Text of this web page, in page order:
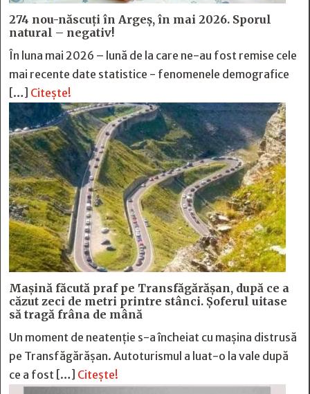
274 nou-născuți în Argeș, în mai 2026. Sporul
natural – negativ!
În luna mai 2026 – lună de la care ne-au fost remise cele
mai recente date statistice - fenomenele demografice
[…] Citește!
Mașină făcută praf pe Transfăgărășan, după ce a
căzut zeci de metri printre stânci. Șoferul uitase
să tragă frâna de mână
Un moment de neatenție s-a încheiat cu mașina distrusă
pe Transfăgărășan. Autoturismul a luat-o la vale după
ce a fost […] Citește!